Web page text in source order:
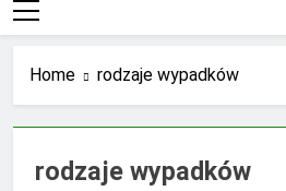
Home rodzaje wypadków
rodzaje wypadków